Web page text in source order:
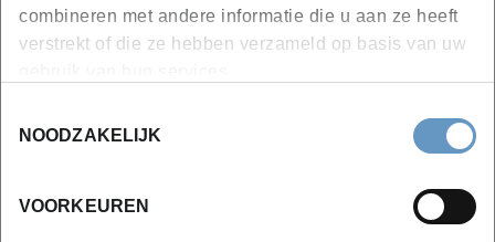
combineren met andere informatie die u aan ze heeft
verstrekt of die ze hebben verzameld op basis van uw
NOODZAKELIJK
VOORKEUREN